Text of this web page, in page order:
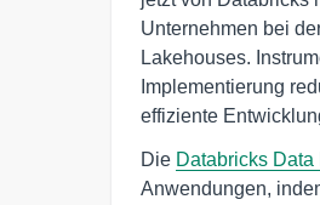
Unternehmen bei
Lakehouses.
Implementierung
effiziente
Die Databricks
Anwendungen,